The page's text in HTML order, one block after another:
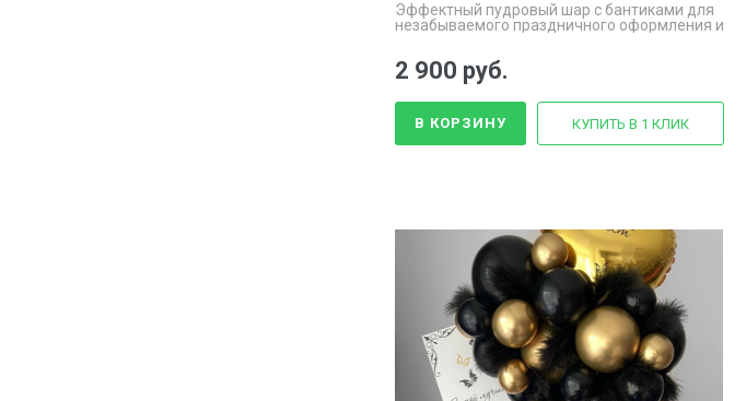
Эффектный пудровый шар с бантиками для
незабываемого праздничного оформления и
2 900 руб.
В КОРЗИНУ КУПИТЬ В 1 КЛИК